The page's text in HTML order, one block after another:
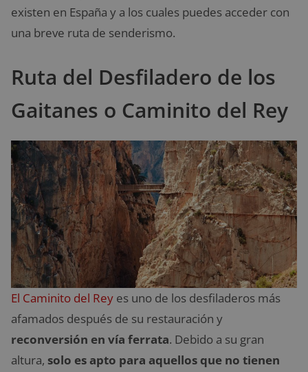
existen en España y a los cuales puedes acceder con
una breve ruta de senderismo.
Ruta del Desfiladero de los
Gaitanes o Caminito del Rey
El Caminito del Rey es uno de los desfiladeros más
afamados después de su restauración y
reconversión en vía ferrata. Debido a su gran
altura, solo es apto para aquellos que no tienen